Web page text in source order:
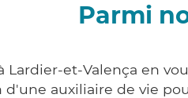
Parmi
Lardier-et-Valença en
d'une auxiliaire de vie